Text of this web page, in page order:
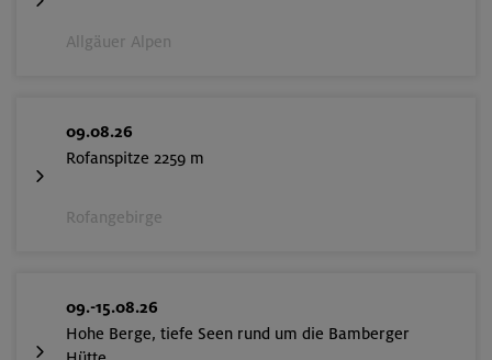
Allgäuer Alpen
09.08.26
Rofanspitze 2259 m
Rofangebirge
09.-15.08.26
Hohe Berge, tiefe Seen rund um die Bamberger